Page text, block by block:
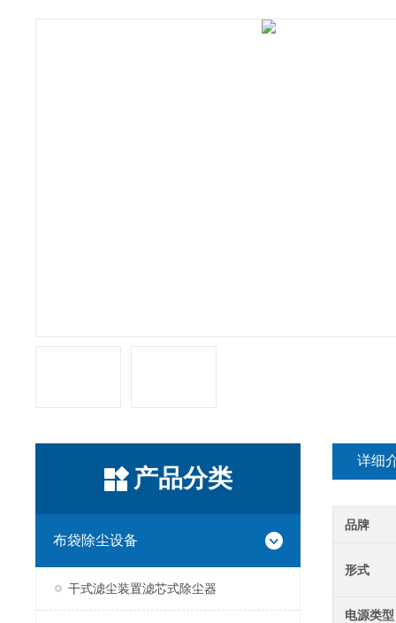
产品分类
布袋除尘设备
干式滤尘装置滤芯式除尘器
详细
品牌
形式
电源类型